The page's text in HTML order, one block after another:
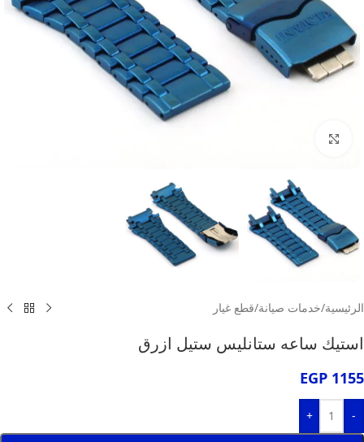
الرئيسية/خدمات صيانة/قطع غيار
استيك ساعه ستانليس ستيل ازرق
EGP 1155
-
+